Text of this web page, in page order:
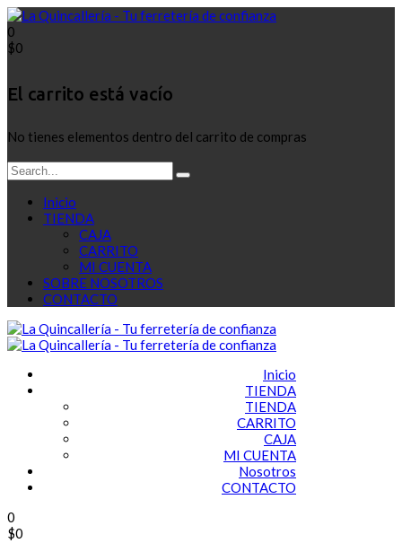
0
$0
El carrito está vacío
No tienes elementos dentro del carrito de compras
Inicio
TIENDA
CAJA
CARRITO
MI CUENTA
SOBRE NOSOTROS
CONTACTO
Inicio
TIENDA
TIENDA
CARRITO
CAJA
MI CUENTA
Nosotros
CONTACTO
0
$0